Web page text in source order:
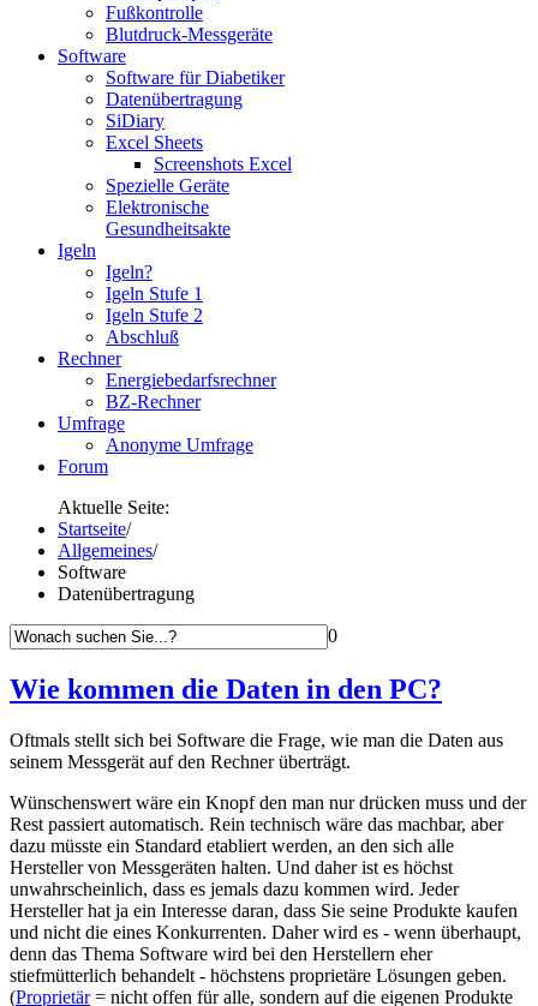
Fußkontrolle
Blutdruck-Messgeräte
Software
Software für Diabetiker
Datenübertragung
SiDiary
Excel Sheets
Screenshots Excel
Spezielle Geräte
Elektronische
Gesundheitsakte
Igeln
Igeln?
Igeln Stufe 1
Igeln Stufe 2
Abschluß
Rechner
Energiebedarfsrechner
BZ-Rechner
Umfrage
Anonyme Umfrage
Forum
Aktuelle Seite:
Startseite/
Allgemeines/
Software
Datenübertragung
0
Wie kommen die Daten in den PC?
Oftmals stellt sich bei Software die Frage, wie man die Daten aus
seinem Messgerät auf den Rechner überträgt.
Wünschenswert wäre ein Knopf den man nur drücken muss und der
Rest passiert automatisch. Rein technisch wäre das machbar, aber
dazu müsste ein Standard etabliert werden, an den sich alle
Hersteller von Messgeräten halten. Und daher ist es höchst
unwahrscheinlich, dass es jemals dazu kommen wird. Jeder
Hersteller hat ja ein Interesse daran, dass Sie seine Produkte kaufen
und nicht die eines Konkurrenten. Daher wird es - wenn überhaupt,
denn das Thema Software wird bei den Herstellern eher
stiefmütterlich behandelt - höchstens proprietäre Lösungen geben.
(Proprietär= nicht offen für alle, sondern auf die eigenen Produkte